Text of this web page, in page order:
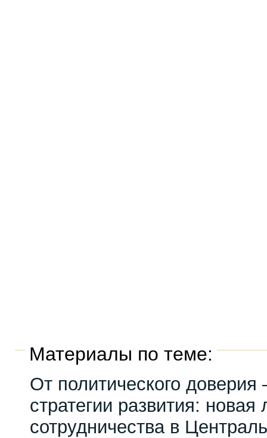
Материалы по теме:
От политического
стратегии развития: новая
сотрудничества в